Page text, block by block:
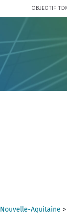
OBJECTIF
Nouvelle-Aquitaine >